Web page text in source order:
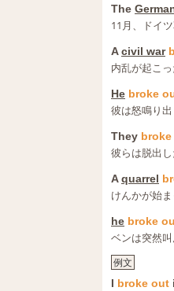
The
11月、ドイツ
Acivil war
内乱が起こ
He broke
彼は怒鳴り
They broke
彼らは脱出
Aquarrel
けんかが始
he broke
ベンは突然叫
例文
I broke out